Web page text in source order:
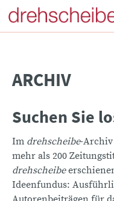
ARCHIV
Suchen Sie
Im drehscheibe-Archiv
mehr als 200
drehscheibe
Ideenfundus: